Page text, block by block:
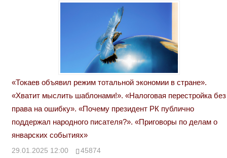
«Токаев объявил режим тотальной экономии в стране».
«Хватит мыслить шаблонами!». «Налоговая перестройка без
права на ошибку». «Почему президент РК публично
поддержал народного писателя?». «Приговоры по делам о
январских событиях»
29.01.2025 12:00 45874